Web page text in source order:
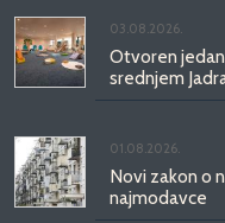
03.08.2026.
Otvoren
srednjem
01.08.2026.
Novi zakon o
najmodavce